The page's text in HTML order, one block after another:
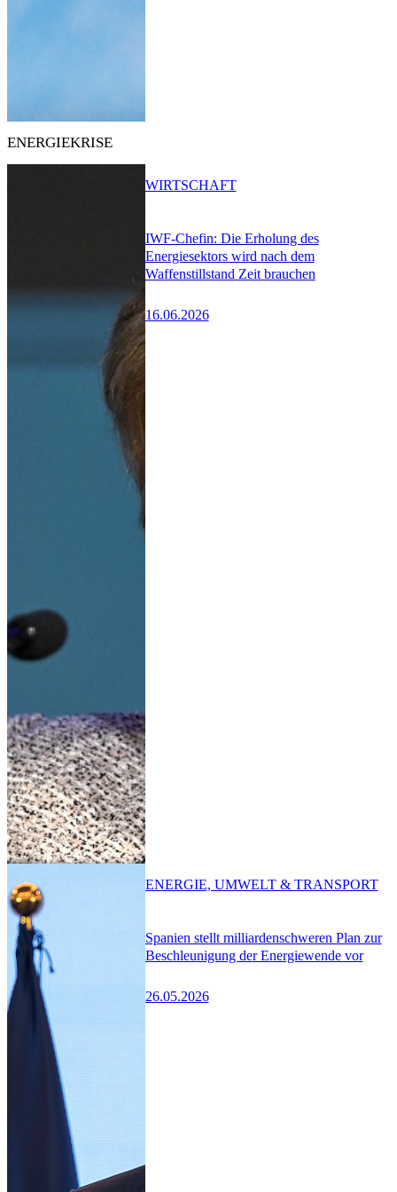
ENERGIEKRISE
IWF-Chefin: Die Erholung des
Energiesektors wird nach dem
Waffenstillstand Zeit brauchen
16.06.2026
WIRTSCHAFT
Spanien stellt milliardenschweren Plan zur
Beschleunigung der Energiewende vor
26.05.2026
ENERGIE, UMWELT & TRANSPORT